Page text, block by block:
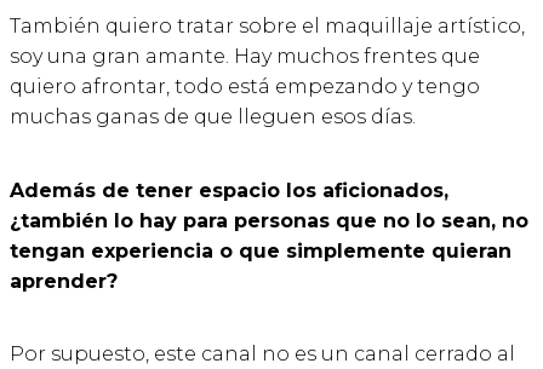
También quiero tratar sobre el maquillaje artístico,
soy una gran amante. Hay muchos frentes que
quiero afrontar, todo está empezando y tengo
muchas ganas de que lleguen esos días.
Además de tener espacio los aficionados,
¿también lo hay para personas que no lo sean, no
tengan experiencia o que simplemente quieran
aprender?
Por supuesto, este canal no es un canal cerrado al